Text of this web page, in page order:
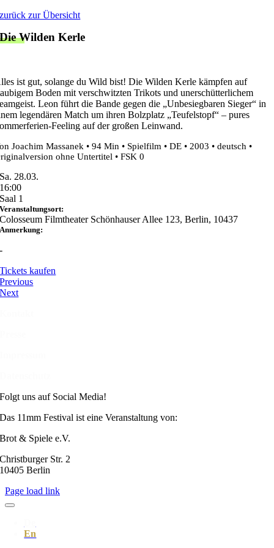
Zum
springen
zurück zur Übersicht
Die Wilden Kerle
ist gut, solange du Wild bist! Die Wilden Kerle kämpfen auf
Boden mit verschwitzten Trikots und unerschütterlichem
Leon führt die Bande gegen die „Unbesiegbaren Sieger“ in
legendären Match um ihren Bolzplatz „Teufelstopf“ – pures
Feeling auf der großen Leinwand.
Joachim Massanek • 94 Min • Spielfilm • DE • 2003 • deutsch •
ohne Untertitel • FSK 0
Sa. 28.03.
16:00
Saal 1
Veranstaltungsort:
Colosseum Filmtheater Schönhauser Allee 123, Berlin, 10437
Anmerkung:
-
Tickets kaufen
Previous
Next
Folgt uns auf Social Media!
Das 11mm Festival ist eine Veranstaltung von:
Brot & Spiele e.V.
Christburger Str. 2
10405 Berlin
Page load link